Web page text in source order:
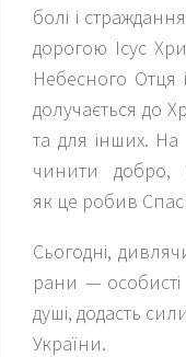
болі і
дорогою Ісус
Небесного
долучається до
та для інших. На
чинити добро,
як це робив
Сьогодні,
рани —
душі, додасть
України.